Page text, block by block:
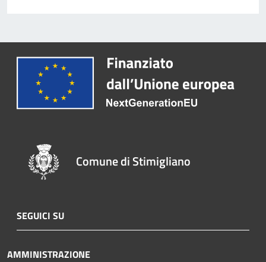
Comune di Stimigliano
SEGUICI SU
AMMINISTRAZIONE